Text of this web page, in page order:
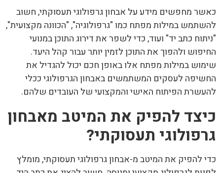
כאשר מחפשים מידע על אבחון גרפולוגי תעסוקתי, חשוב
להשתמש במילות מפתח כמו "גרפולוגיה", "הכוונה מקצועית",
"ניתוח כתב יד" ועוד, כדי לשפר את דירוג התוכן במנועי
החיפוש ולהפוך את התוכן לזמין יותר עבור קהל היעד.
שימוש במילות מפתח אלו באופן חכם יכול להגדיל את
החשיפה לעסקים המשתמשים באבחון הגרפולוגי ככלי
להעשרת הפיתוח האישי והמקצועי של העובדים שלהם.
כיצד להפיק את המיטב מאבחון
גרפולוגי תעסוקתי?
כדי להפיק את המיטב מ-אבחון גרפולוגי תעסוקתי, מומלץ